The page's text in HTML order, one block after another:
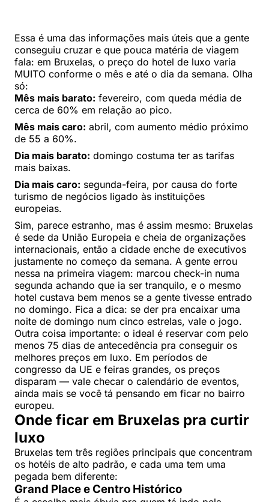
Essa é uma das informações mais úteis que a gente
conseguiu cruzar e que pouca matéria de viagem
fala: em Bruxelas, o preço do hotel de luxo varia
MUITO conforme o mês e até o dia da semana. Olha
só:
Mês mais barato: fevereiro, com queda média de
cerca de 60% em relação ao pico.
Mês mais caro: abril, com aumento médio próximo
de 55 a 60%.
Dia mais barato: domingo costuma ter as tarifas
mais baixas.
Dia mais caro: segunda-feira, por causa do forte
turismo de negócios ligado às instituições
europeias.
Sim, parece estranho, mas é assim mesmo: Bruxelas
é sede da União Europeia e cheia de organizações
internacionais, então a cidade enche de executivos
justamente no começo da semana. A gente errou
nessa na primeira viagem: marcou check-in numa
segunda achando que ia ser tranquilo, e o mesmo
hotel custava bem menos se a gente tivesse entrado
no domingo. Fica a dica: se der pra encaixar uma
noite de domingo num cinco estrelas, vale o jogo.
Outra coisa importante: o ideal é reservar com pelo
menos 75 dias de antecedência pra conseguir os
melhores preços em luxo. Em períodos de
congresso da UE e feiras grandes, os preços
disparam — vale checar o calendário de eventos,
ainda mais se você tá pensando em ficar no bairro
europeu.
Onde ficar em Bruxelas pra curtir
luxo
Bruxelas tem três regiões principais que concentram
os hotéis de alto padrão, e cada uma tem uma
pegada bem diferente:
Grand Place e Centro Histórico